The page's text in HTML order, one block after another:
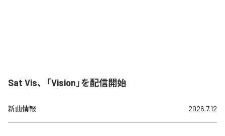
Sat Vis、「Vision」を配信開始
新曲情報 2026.7.12